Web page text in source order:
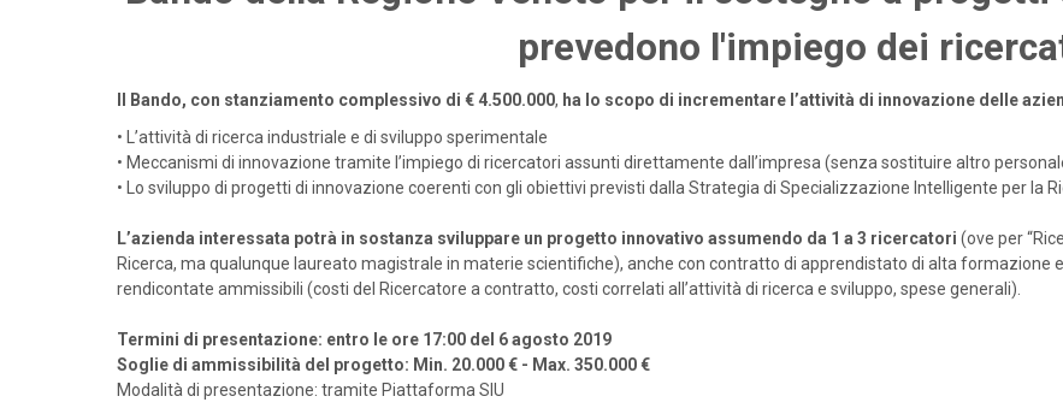
prevedono l'impiego dei
Il Bando, con stanziamento complessivo di € 4.500.000, ha lo scopo di incrementare l’attività di innovazione delle
• L’attività di ricerca industriale e di sviluppo sperimentale
• Meccanismi di innovazione tramite l’impiego di ricercatori assunti direttamente dall’impresa (senza sostituire altro
• Lo sviluppo di progetti di innovazione coerenti con gli obiettivi previsti dalla Strategia di Specializzazione Intelligente per la
L’azienda interessata potrà in sostanza sviluppare un progetto innovativo assumendo da 1 a 3 ricercatori (ove per
Ricerca, ma qualunque laureato magistrale in materie scientifiche), anche con contratto di apprendistato di alta formazione
rendicontate ammissibili (costi del Ricercatore a contratto, costi correlati all’attività di ricerca e sviluppo, spese generali).
Termini di presentazione: entro le ore 17:00 del 6 agosto 2019
Soglie di ammissibilità del progetto: Min. 20.000 € - Max. 350.000 €
Modalità di presentazione: tramite Piattaforma SIU